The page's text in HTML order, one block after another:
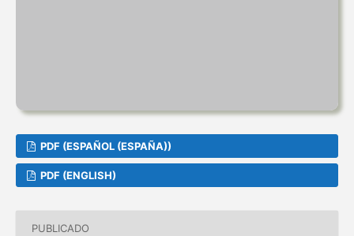
PDF (ESPAÑOL (ESPAÑA))
PDF (ENGLISH)
PUBLICADO